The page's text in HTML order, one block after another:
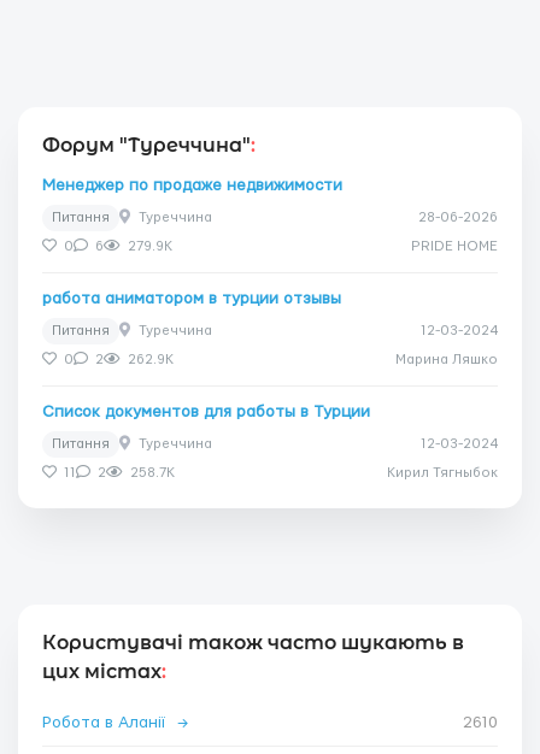
Форум "Туреччина":
Менеджер по продаже недвижимости
Питання Туреччина 28-06-2026
0 6 279.9K PRIDE HOME
работа аниматором в турции отзывы
Питання Туреччина 12-03-2024
0 2 262.9K Марина Ляшко
Список документов для работы в Турции
Питання Туреччина 12-03-2024
11 2 258.7K Кирил Тягныбок
Користувачі також часто шукають в
цих містах:
Робота в Аланії → 2610